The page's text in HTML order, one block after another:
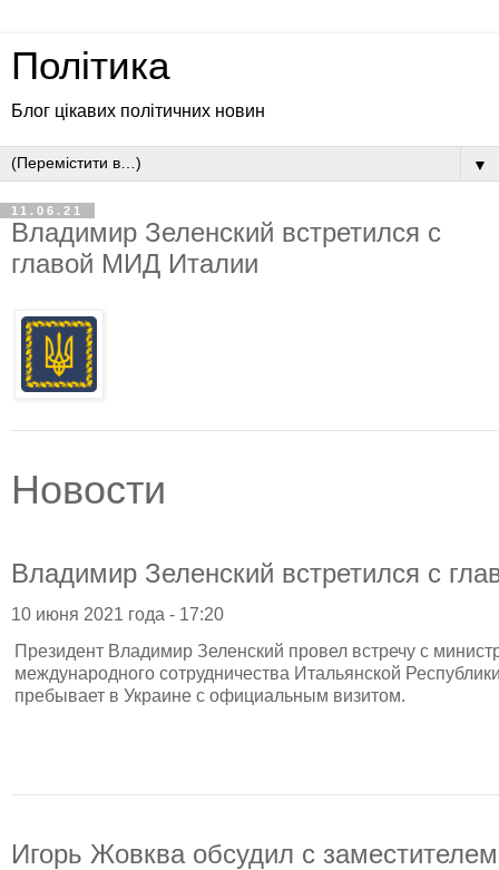
Політика
Блог цікавих політичних новин
▼
11.06.21
Владимир Зеленский встретился с
главой МИД Италии
Новости
Владимир Зеленский встретился с
10 июня 2021 года - 17:20
Президент Владимир Зеленский провел встречу с
международного сотрудничества Итальянской
пребывает в Украине с официальным визитом.
Игорь Жовква обсудил с